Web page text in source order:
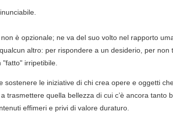
è opzionale; ne va del suo volto nel rapporto
altro: per rispondere a un desiderio, per
irripetibile.
le iniziative di chi crea opere e oggetti
quella bellezza di cui c’è ancora tanto
effimeri e privi di valore duraturo.